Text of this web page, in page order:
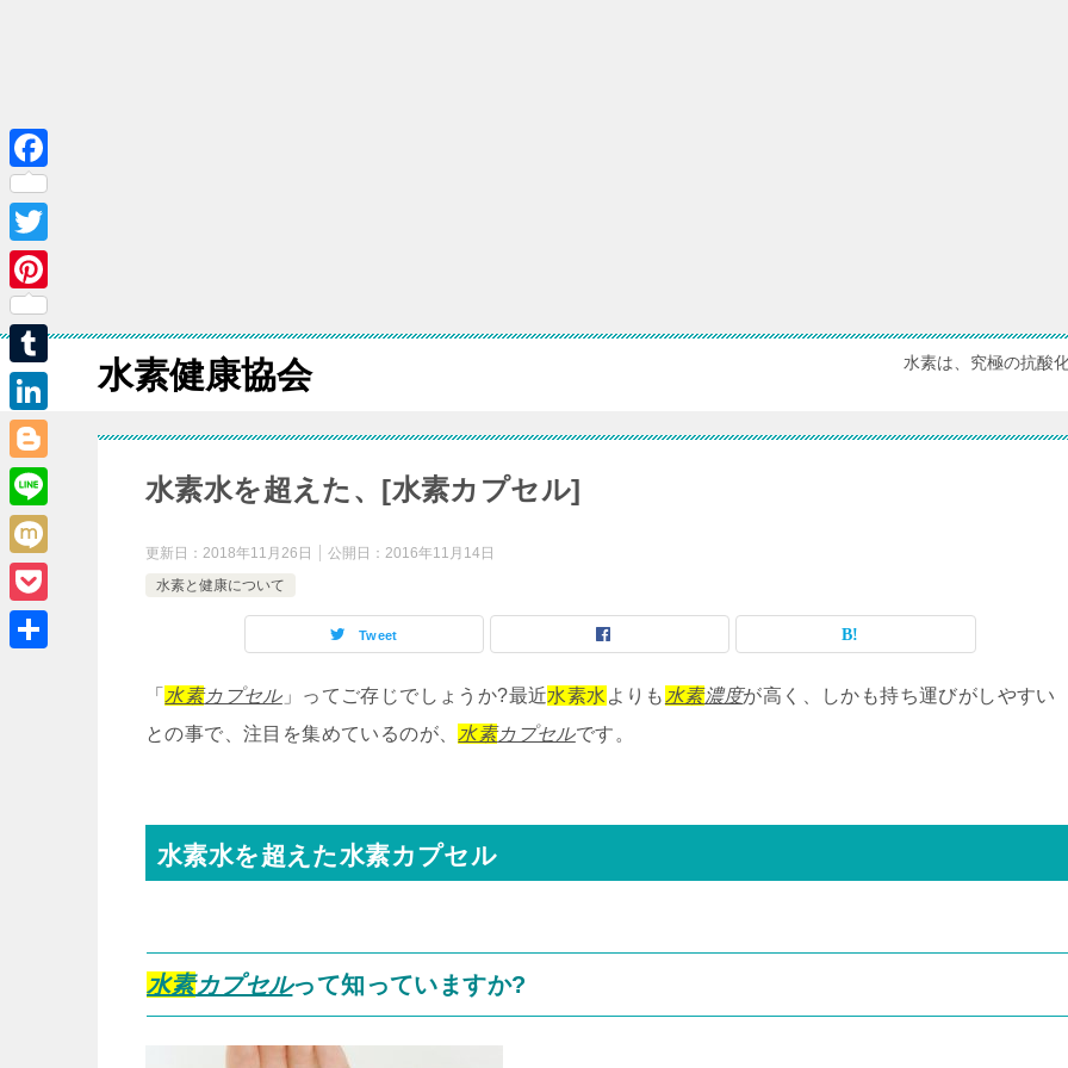
水素健康協会 水素は、究極の抗酸
水素水を超えた、[水素カプセル]
更新日： 2018年11月26日 公開日： 2016年11月14日
水素と健康について
Tweet
「 水素カプセル」ってご存じでしょうか?最近水素水 よりも 水素濃度が高く、しかも持ち運びがしやすい
との事で、注目を集めているのが、 水素カプセルです。
水素水を超えた水素カプセル
水素カプセルって知っていますか?
F
a
c
e
o
o
k
T
w
t
t
e
r
P
n
t
e
r
e
s
t
T
u
m
b
r
L
i
n
k
e
d
B
l
o
g
g
L
i
n
e
M
i
x
P